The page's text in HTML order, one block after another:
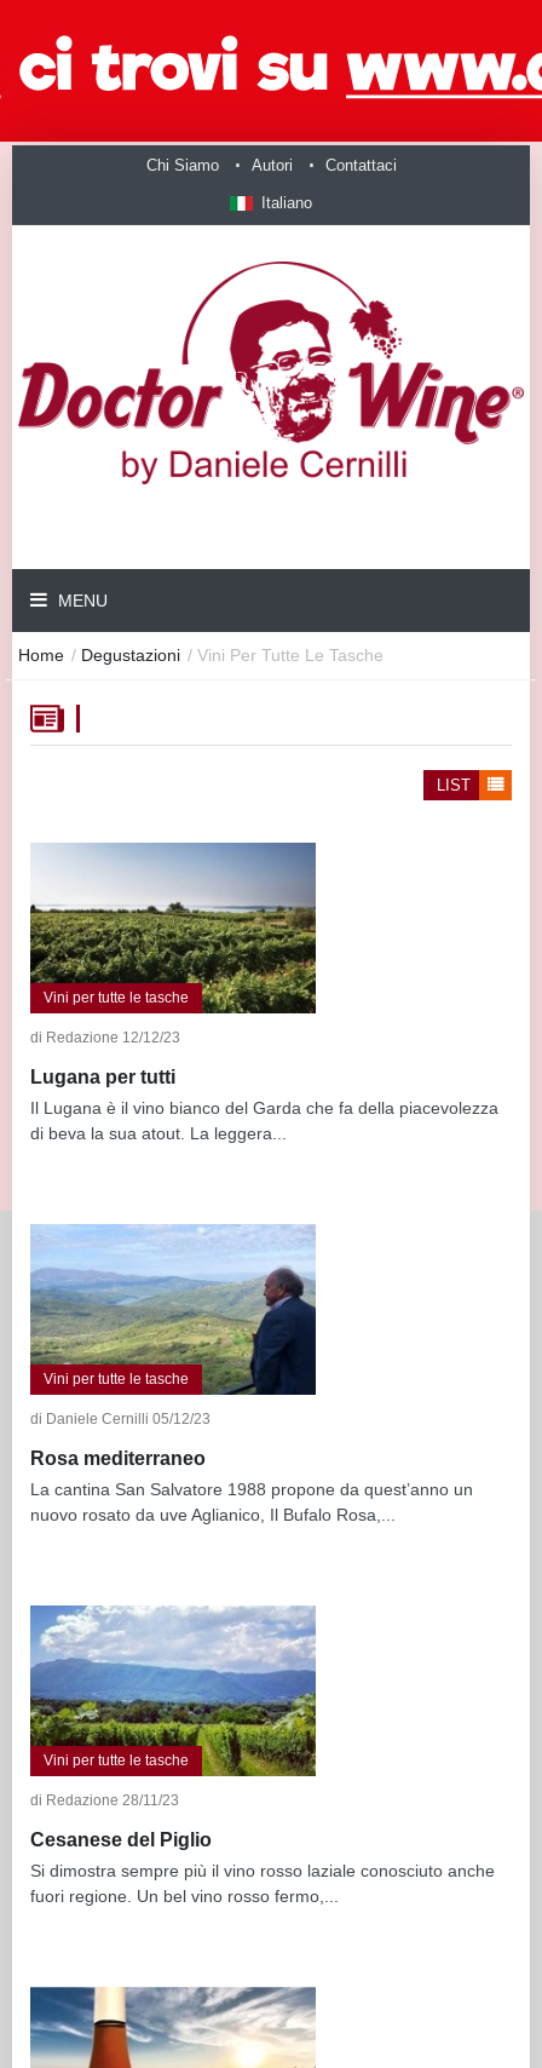
Chi Siamo Autori Contattaci
Italiano
MENU
Home / Degustazioni / Vini Per Tutte Le Tasche
LIST
Vini per tutte le tasche
di Redazione 12/12/23
Lugana per tutti
Il Lugana è il vino bianco del Garda che fa della piacevolezza
di beva la sua atout. La leggera...
Vini per tutte le tasche
di Daniele Cernilli 05/12/23
Rosa mediterraneo
La cantina San Salvatore 1988 propone da quest’anno un
nuovo rosato da uve Aglianico, Il Bufalo Rosa,...
Vini per tutte le tasche
di Redazione 28/11/23
Cesanese del Piglio
Si dimostra sempre più il vino rosso laziale conosciuto anche
fuori regione. Un bel vino rosso fermo,...